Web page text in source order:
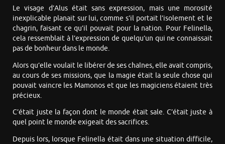
Le visage d’Alus était sans expression, mais une morosité
inexplicable planait sur lui, comme s’il portait l’isolement et le
chagrin, faisant ce qu’il pouvait pour la nation. Pour Felinella,
cela ressemblait à l’expression de quelqu’un qui ne connaissait
pas de bonheur dans le monde.
Alors qu’elle voulait le libérer de ses chaînes, elle avait compris,
au cours de ses missions, que la magie était la seule chose qui
pouvait vaincre les Mamonos et que les magiciens étaient très
précieux.
C’était juste la façon dont le monde était sale. C’était juste à
quel point le monde exigeait des sacrifices.
Depuis lors, lorsque Felinella était dans une situation difficile,